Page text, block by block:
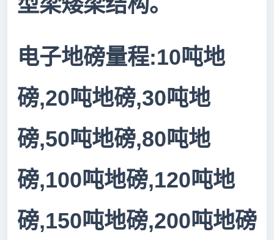
型梁矮梁结构。
电子地磅量程:10吨地
磅,20吨地磅,30吨地
磅,50吨地磅,80吨地
磅,100吨地磅,120吨地
磅,150吨地磅,200吨地磅